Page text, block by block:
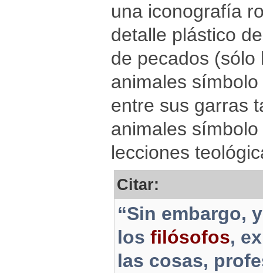
una iconografía
detalle plástico
de pecados
animales
entre sus garras
animales
lecciones
Citar:
“Sin embargo,
los filósofos,
las cosas,